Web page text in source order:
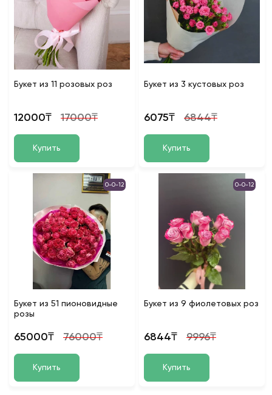
Букет из 11 розовых роз
12000₸ 17000₸
Купить
Букет из 3 кустовых роз
6075₸ 6844₸
Купить
0-0-12
Букет из 51 пионовидные
розы
65000₸ 76000₸
Купить
0-0-12
Букет из 9 фиолетовых роз
6844₸ 9996₸
Купить